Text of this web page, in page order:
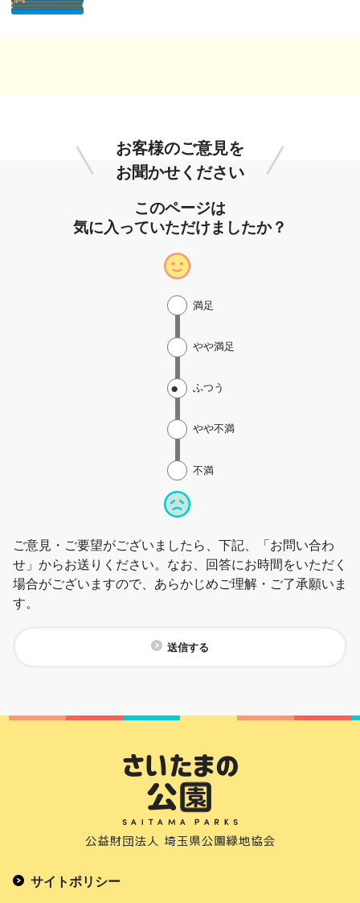
お客様のご意見を
お聞かせください
このページは
気に入っていただけましたか？
不満
やや不満
ふつう
やや満足
満足
ご意見・ご要望がございましたら、下記、「お問い合わ
せ」からお送りください。なお、回答にお時間をいただく
場合がございますので、あらかじめご理解・ご了承願いま
す。
送信する
サイトポリシー